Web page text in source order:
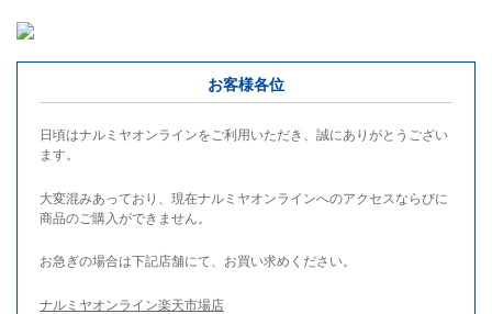
お客様各位
日頃はナルミヤオンラインをご利用いただき、誠にありがとうござい
ます。
大変混みあっており、現在ナルミヤオンラインへのアクセスならびに
商品のご購入ができません。
お急ぎの場合は下記店舗にて、お買い求めください。
ナルミヤオンライン楽天市場店